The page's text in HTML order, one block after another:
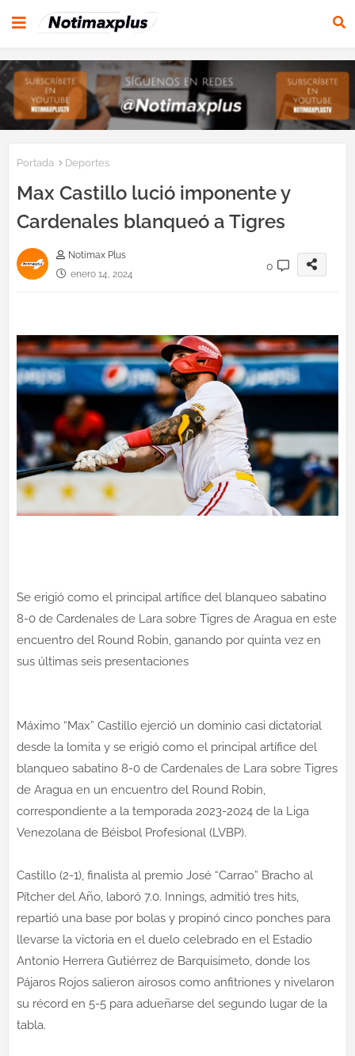
Portada Deportes
Max Castillo lució imponente y
Cardenales blanqueó a Tigres
Notimax Plus
enero 14, 2024
0
Se erigió como el principal artífice del blanqueo sabatino
8-0 de Cardenales de Lara sobre Tigres de Aragua en este
encuentro del Round Robin, ganando por quinta vez en
sus últimas seis presentaciones
Máximo “Max” Castillo ejerció un dominio casi dictatorial
desde la lomita y se erigió como el principal artífice del
blanqueo sabatino 8-0 de Cardenales de Lara sobre Tigres
de Aragua en un encuentro del Round Robin,
correspondiente a la temporada 2023-2024 de la Liga
Venezolana de Béisbol Profesional (LVBP).
Castillo (2-1), finalista al premio José “Carrao” Bracho al
Pítcher del Año, laboró 7.0. Innings, admitió tres hits,
repartió una base por bolas y propinó cinco ponches para
llevarse la victoria en el duelo celebrado en el Estadio
Antonio Herrera Gutiérrez de Barquisimeto, donde los
Pájaros Rojos salieron airosos como anfitriones y nivelaron
su récord en 5-5 para adueñarse del segundo lugar de la
tabla.